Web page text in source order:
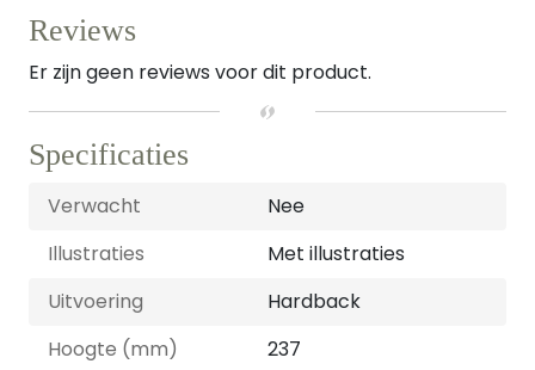
Reviews
Er zijn geen reviews voor dit product.
Specificaties
Verwacht
Nee
Illustraties
Met illustraties
Uitvoering
Hardback
Hoogte (mm)
237